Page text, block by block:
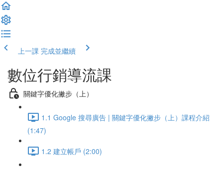
上一課 完成並繼續
數位行銷導流課
關鍵字優化撇步（上）
1.1 Google 搜尋廣告 | 關鍵字優化撇步（上）課程介紹
(1:47)
1.2 建立帳戶 (2:00)